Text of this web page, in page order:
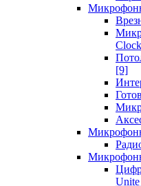
[9]
Unite